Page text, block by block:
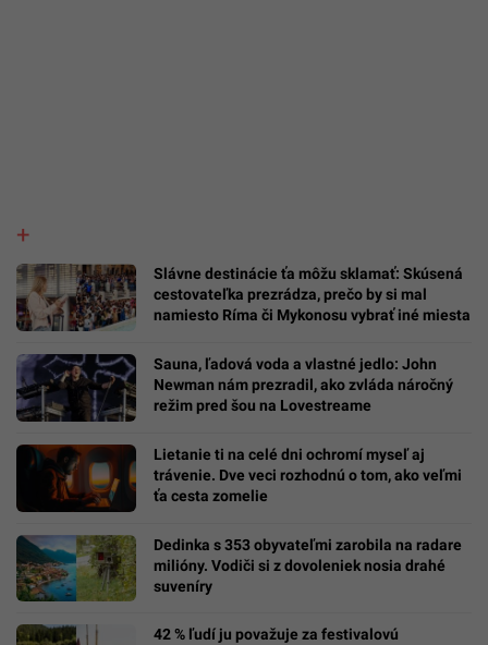
Slávne destinácie ťa môžu sklamať: Skúsená
cestovateľka prezrádza, prečo by si mal
namiesto Ríma či Mykonosu vybrať iné miesta
Sauna, ľadová voda a vlastné jedlo: John
Newman nám prezradil, ako zvláda náročný
režim pred šou na Lovestreame
Lietanie ti na celé dni ochromí myseľ aj
trávenie. Dve veci rozhodnú o tom, ako veľmi
ťa cesta zomelie
Dedinka s 353 obyvateľmi zarobila na radare
milióny. Vodiči si z dovoleniek nosia drahé
suveníry
42 % ľudí ju považuje za festivalovú